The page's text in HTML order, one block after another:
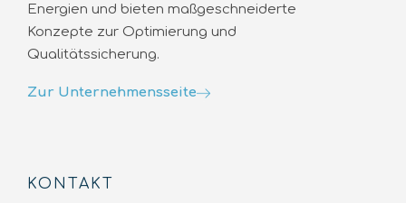
Energien und bieten maßgeschneiderte
Konzepte zur Optimierung und
Qualitätssicherung.
Zur Unternehmensseite
KONTAKT